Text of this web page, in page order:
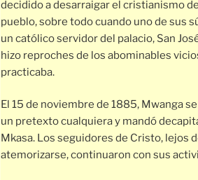
decidido a desarraigar el cristianismo
pueblo, sobre todo cuando uno de sus
un católico servidor del palacio, San
hizo reproches de los abominables
practicaba.
El 15 de noviembre de 1885, Mwanga
un pretexto cualquiera y mandó
Mkasa. Los seguidores de Cristo, lejos
atemorizarse, continuaron con sus